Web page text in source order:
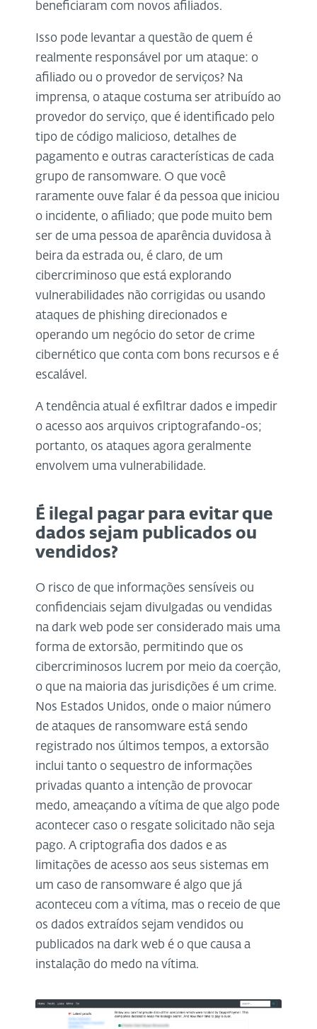
beneficiaram com novos afiliados.
Isso pode levantar a questão de quem é
realmente responsável por um ataque: o
afiliado ou o provedor de serviços? Na
imprensa, o ataque costuma ser atribuído ao
provedor do serviço, que é identificado pelo
tipo de código malicioso, detalhes de
pagamento e outras características de cada
grupo de ransomware. O que você
raramente ouve falar é da pessoa que iniciou
o incidente, o afiliado; que pode muito bem
ser de uma pessoa de aparência duvidosa à
beira da estrada ou, é claro, de um
cibercriminoso que está explorando
vulnerabilidades não corrigidas ou usando
ataques de phishing direcionados e
operando um negócio do setor de crime
cibernético que conta com bons recursos e é
escalável.
A tendência atual é exfiltrar dados e impedir
o acesso aos arquivos criptografando-os;
portanto, os ataques agora geralmente
envolvem uma vulnerabilidade.
É ilegal pagar para evitar que
dados sejam publicados ou
vendidos?
O risco de que informações sensíveis ou
confidenciais sejam divulgadas ou vendidas
na dark web pode ser considerado mais uma
forma de extorsão, permitindo que os
cibercriminosos lucrem por meio da coerção,
o que na maioria das jurisdições é um crime.
Nos Estados Unidos, onde o maior número
de ataques de ransomware está sendo
registrado nos últimos tempos, a extorsão
inclui tanto o sequestro de informações
privadas quanto a intenção de provocar
medo, ameaçando a vítima de que algo pode
acontecer caso o resgate solicitado não seja
pago. A criptografia dos dados e as
limitações de acesso aos seus sistemas em
um caso de ransomware é algo que já
aconteceu com a vítima, mas o receio de que
os dados extraídos sejam vendidos ou
publicados na dark web é o que causa a
instalação do medo na vítima.